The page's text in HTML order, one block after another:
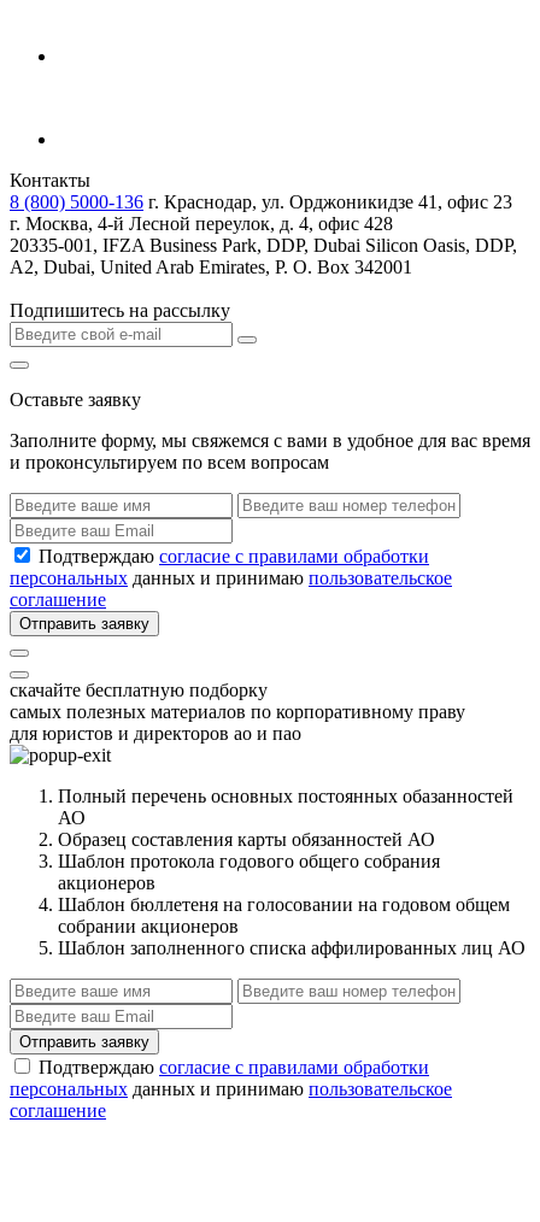
Контакты
8 (800) 5000-136 г. Краснодар, ул. Орджоникидзе 41, офис 23
г. Москва, 4-й Лесной переулок, д. 4, офис 428
20335-001, IFZA Business Park, DDP, Dubai Silicon Oasis, DDP,
A2, Dubai, United Arab Emirates, P. O. Box 342001
Подпишитесь на рассылку
Оставьте заявку
Заполните форму, мы свяжемся с вами в удобное для вас время
и проконсультируем по всем вопросам
Подтверждаю согласие с правилами обработки
персональных данных и принимаю пользовательское
соглашение
Отправить заявку
скачайте бесплатную подборку
самых полезных материалов по корпоративному праву
для юристов и директоров ао и пао
Полный перечень основных постоянных обазанностей
АО
Образец составления карты обязанностей АО
Шаблон протокола годового общего собрания
акционеров
Шаблон бюллетеня на голосовании на годовом общем
собрании акционеров
Шаблон заполненного списка аффилированных лиц АО
Отправить заявку
Подтверждаю согласие с правилами обработки
персональных данных и принимаю пользовательское
соглашение